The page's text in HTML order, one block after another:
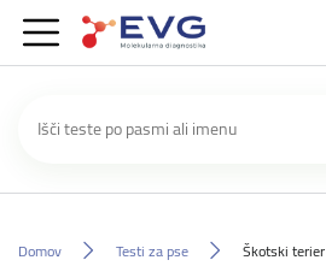
Domov Testi za pse Škotski terier